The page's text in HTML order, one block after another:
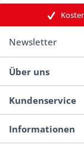
Newsletter
Über uns
Kundenservice
Informationen